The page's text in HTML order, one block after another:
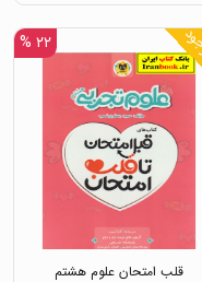
۲۲ %
قلب امتحان علوم هشتم